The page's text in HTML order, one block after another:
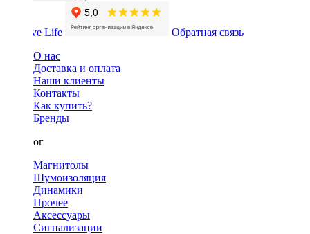
Обратная связь
О нас
Доставка и оплата
Наши клиенты
Контакты
Как купить?
Бренды
Каталог
Магнитолы
Шумоизоляция
Динамики
Прочее
Аксессуары
Сигнализации